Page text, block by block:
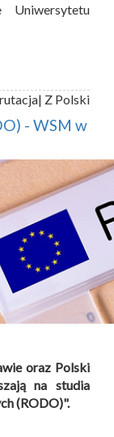
Uniwersytetu
| Z Polski
- WSM w
oraz Polski
na studia
(RODO)".